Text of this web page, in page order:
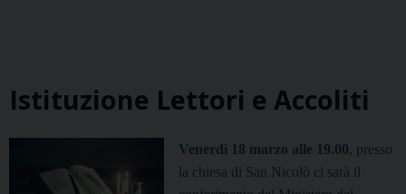
Istituzione Lettori e Accoliti
Venerdì 18 marzo alle 19.00, presso
la chiesa di San Nicolò ci sarà il